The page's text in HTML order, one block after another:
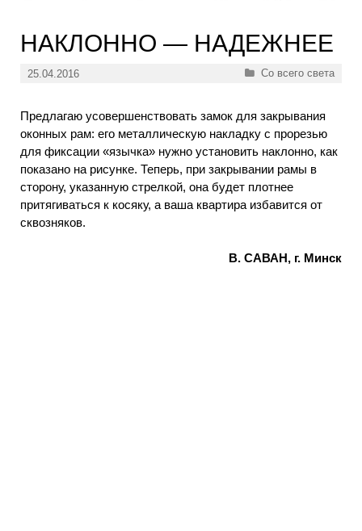
НАКЛОННО — НАДЕЖНЕЕ
25.04.2016 Рубрики
Со всего света
Предлагаю усовершенствовать замок для закрывания
оконных рам: его металлическую накладку с прорезью
для фиксации «язычка» нужно установить наклонно, как
показано на рисунке. Теперь, при закрывании рамы в
сторону, указанную стрелкой, она будет плотнее
притягиваться к косяку, а ваша квартира избавится от
сквозняков.
В. САВАН, г. Минск